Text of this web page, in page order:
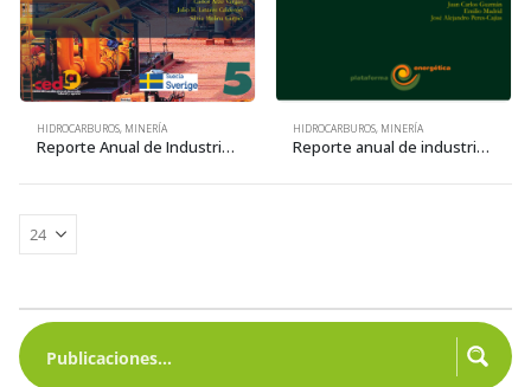
HIDROCARBUROS, MINERÍA
Reporte Anual de Industrias Extractivas • 2018
HIDROCARBUROS, MINERÍA
Reporte anual de industrias extractivas 1 • 2014